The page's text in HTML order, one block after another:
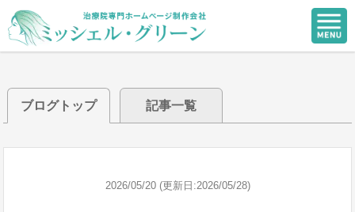
ブログトップ 記事一覧
2026/05/20 (更新日:2026/05/28)